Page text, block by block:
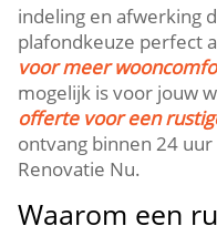
indeling en afwerking
plafondkeuze perfect
voor meer
mogelijk is voor jouw
offerte voor een
ontvang binnen 24
Renovatie Nu.​
Waarom een